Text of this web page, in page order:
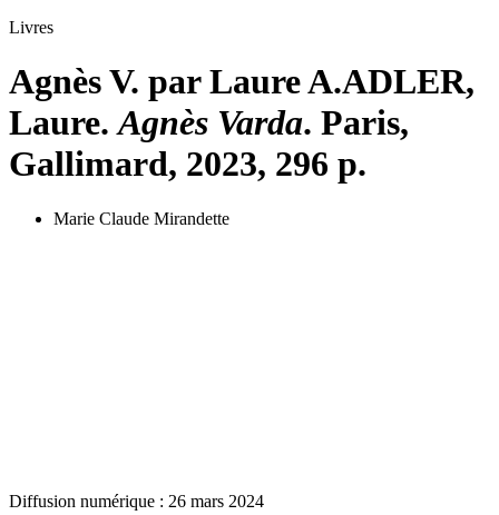
Livres
Agnès V. par Laure A.ADLER,
Laure.Agnès Varda. Paris,
Gallimard, 2023, 296 p.
Marie Claude Mirandette
Diffusion numérique : 26 mars 2024